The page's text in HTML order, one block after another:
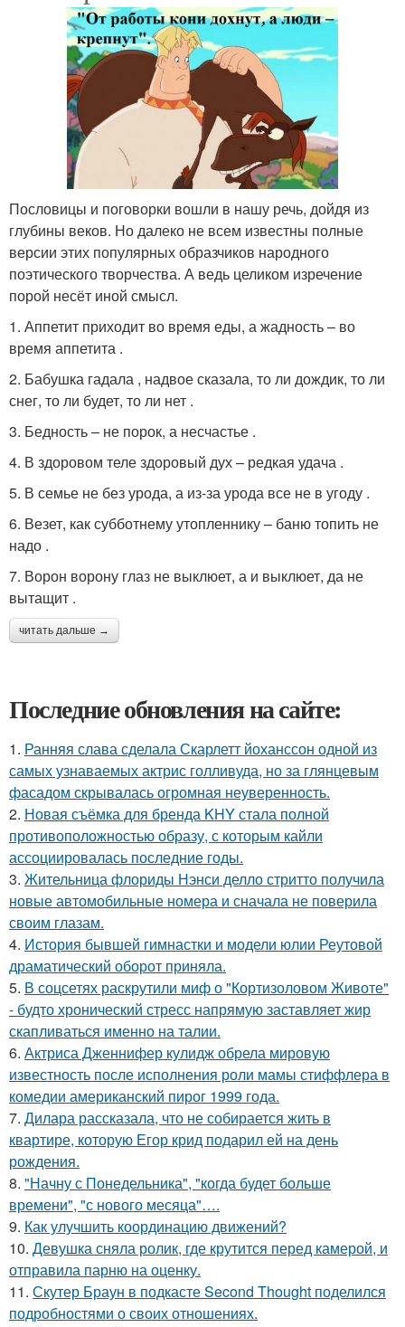
Пословицы и поговорки вошли в нашу речь, дойдя из
глубины веков. Но далеко не всем известны полные
версии этих популярных образчиков народного
поэтического творчества. А ведь целиком изречение
порой несёт иной смысл.
1. Аппетит приходит во время еды, а жадность – во
время аппетита .
2. Бабушка гадала , надвое сказала, то ли дождик, то ли
снег, то ли будет, то ли нет .
3. Бедность – не порок, а несчастье .
4. В здоровом теле здоровый дух – редкая удача .
5. В семье не без урода, а из-за урода все не в угоду .
6. Везет, как субботнему утопленнику – баню топить не
надо .
7. Ворон ворону глаз не выклюет, а и выклюет, да не
вытащит .
читать дальше →
Последние обновления на сайте:
1. Ранняя слава сделала Скарлетт йоханссон одной из
самых узнаваемых актрис голливуда, но за глянцевым
фасадом скрывалась огромная неуверенность.
2. Новая съёмка для бренда KHY стала полной
противоположностью образу, с которым кайли
ассоциировалась последние годы.
3. Жительница флориды Нэнси делло стритто получила
новые автомобильные номера и сначала не поверила
своим глазам.
4. История бывшей гимнастки и модели юлии Реутовой
драматический оборот приняла.
5. В соцсетях раскрутили миф о "Кортизоловом Животе"
- будто хронический стресс напрямую заставляет жир
скапливаться именно на талии.
6. Актриса Дженнифер кулидж обрела мировую
известность после исполнения роли мамы стиффлера в
комедии американский пирог 1999 года.
7. Дилара рассказала, что не собирается жить в
квартире, которую Егор крид подарил ей на день
рождения.
8. "Начну с Понедельника", "когда будет больше
времени", "с нового месяца"….
9. Как улучшить координацию движений?
10. Девушка сняла ролик, где крутится перед камерой, и
отправила парню на оценку.
11. Скутер Браун в подкасте Second Thought поделился
подробностями о своих отношениях.